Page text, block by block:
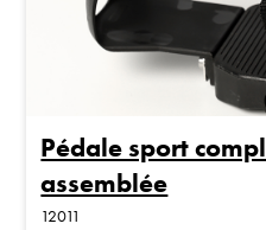
Pédale sport
assemblée
12011